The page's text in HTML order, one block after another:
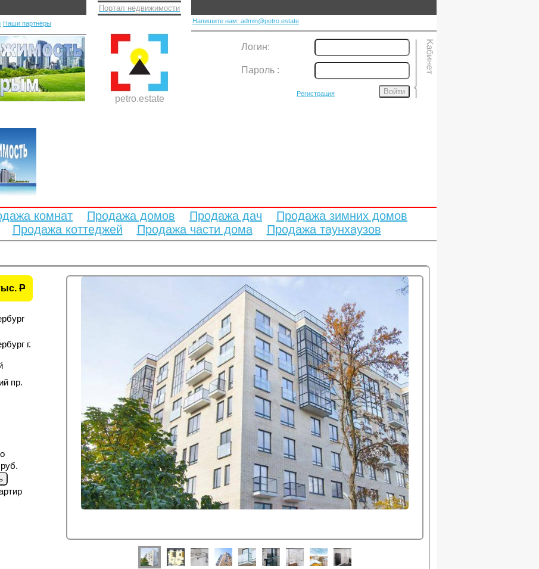
Наши партнёры
Портал недвижимости
petro.estate
Напишите нам: admin@petro.estate
Логин:
Пароль :
Регистрация Войти
комнат Продажа домов Продажа дач
Продажа зимних домов
Продажа коттеджей Продажа части дома Продажа таунхаузов
P
г.
пр.